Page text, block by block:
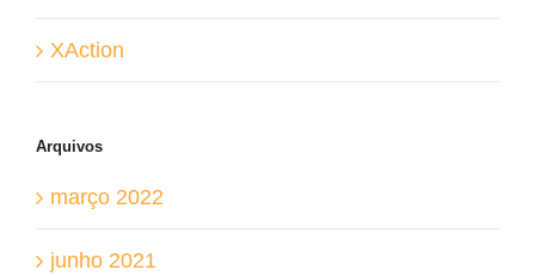
XAction
Arquivos
março 2022
junho 2021